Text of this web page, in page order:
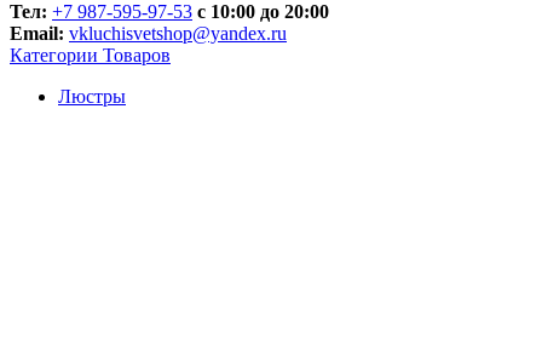
Тел: +7 987-595-97-53 с 10:00 до 20:00
Email: vkluchisvetshop@yandex.ru
Категории Товаров
Люстры